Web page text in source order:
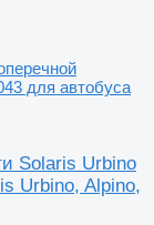
для автобуса
Solaris Urbino
Urbino, Alpino,